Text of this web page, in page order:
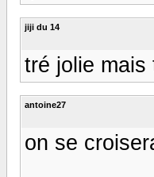
jiji du 14
tré jolie
antoine27
on se